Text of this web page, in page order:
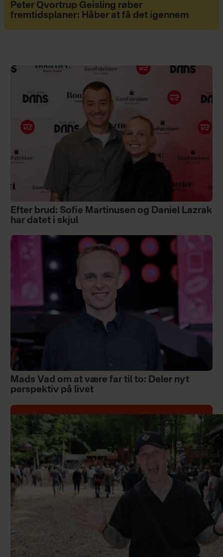
Peter Qvortrup Geisling røber
fremtidsplaner: Håber at få det igennem
Efter brud: Sofie Martinusen og Daniel Lazrak
har datet i skjul
Mads Vad om at være far til to: Deler nyt
perspektiv på livet